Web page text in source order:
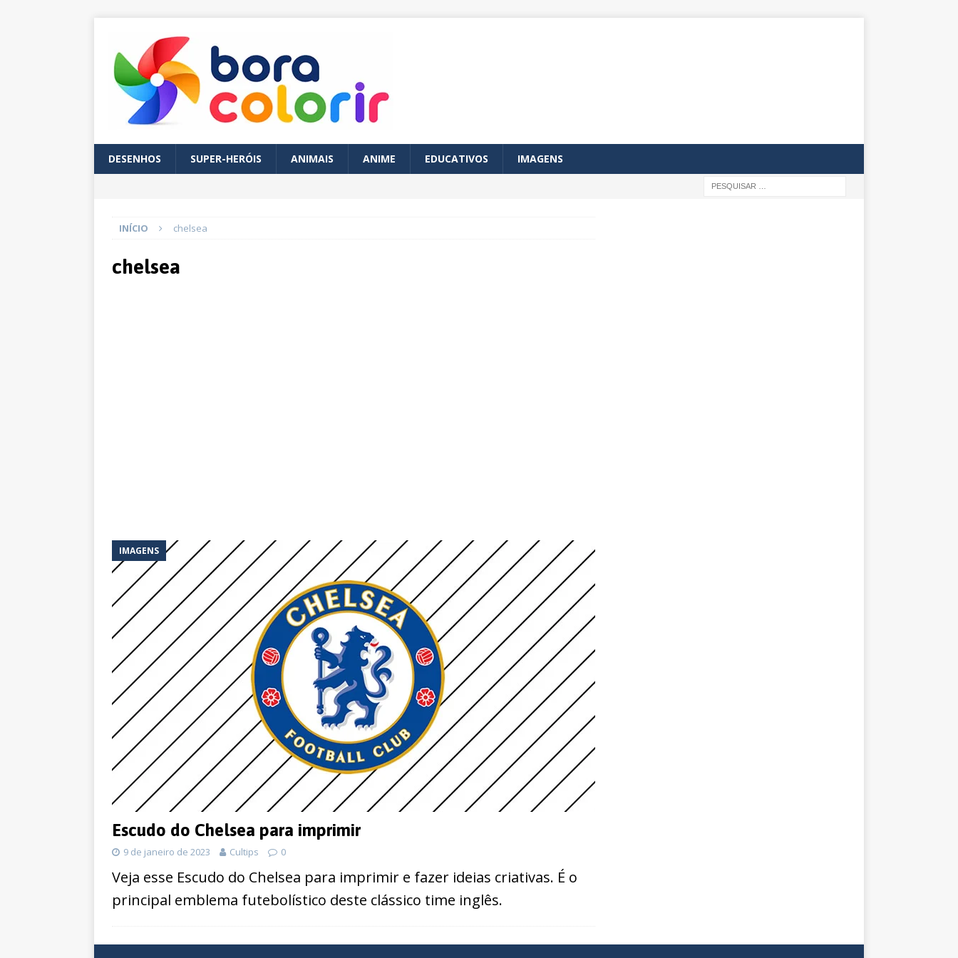
DESENHOS SUPER-HERÓIS ANIMAIS ANIME EDUCATIVOS IMAGENS
INÍCIO chelsea
chelsea
IMAGENS
Escudo do Chelsea para imprimir
9 de janeiro de 2023 Cultips 0
Veja esse Escudo do Chelsea para imprimir e fazer ideias criativas. É o
principal emblema futebolístico deste clássico time inglês.